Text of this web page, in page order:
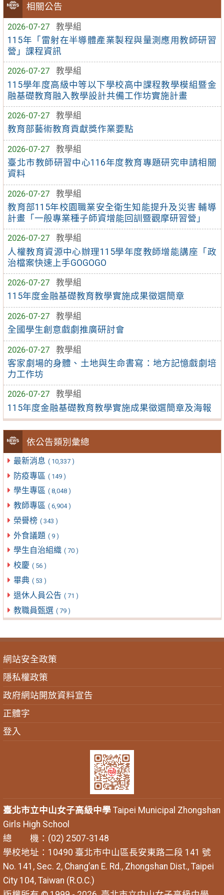
相關公告
2026-07-27
教學組
115年「雷射在半導體產業製程與量測應用教師研習
營」課程資訊
2026-07-27
教學組
115學年度高級中等以下學校高中課程教學模組暨金
融基礎教育融入教學設計共備工作坊實施計畫
2026-07-27
教學組
教育部藝術教育貢獻獎作業要點
2026-07-27
教學組
臺北市教師研習中心116年度教育專題研究申請相關
資料
2026-07-27
教學組
教育部115年校園職業安全衛生知能提升及災害 輔導
計畫「一般專業種子師資增能回訓暨觀摩研習營」
2026-07-27
教學組
人權教育資源中心辦理115學年度教師增能講座「政
治檔案快速上手GOGOGO
2026-07-27
教學組
115年度金融基礎教育教學實施成果徵選簡章
2026-07-27
教學組
全國學生創意戲劇推廣研討會
2026-07-27
教學組
客家劇場的身體、土地與生命書寫：地方記憶戲劇培
力工作坊
2026-07-27
教學組
115年度金融基礎教育教學實施成果徵選簡章及海報
依公告類別彙總
最新消息 ( 10,337 )
防疫專區 ( 149 )
學生專區 ( 8,048 )
教師專區 ( 6,904 )
榮譽榜 ( 343 )
外食議題 ( 9 )
學生自治組織 ( 70 )
校慶 ( 56 )
畢典 ( 53 )
退休人員公告 ( 71 )
教職員甄選 ( 79 )
網站安全政策
隱私權政策
政府網站開放資料宣告
正體字
登入
臺北市立中山女子高級中學Taipei Municipal Zhongshan
Girls High School
總 機：(02) 2507-3148
學校地址：10490 臺北市中山區長安東路二段 141 號
No. 141, Sec. 2, Chang’an E. Rd., Zhongshan Dist., Taipei
City 104, Taiwan (R.O.C.)